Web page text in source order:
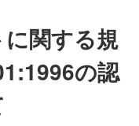
関する規
の認